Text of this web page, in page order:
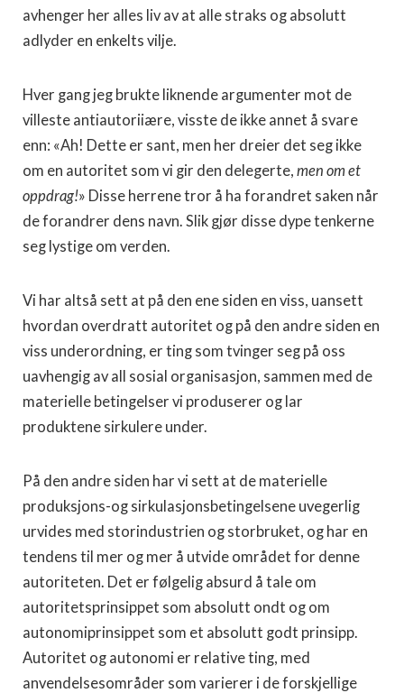
avhenger her alles liv av at alle straks og absolutt
adlyder en enkelts vilje.
Hver gang jeg brukte liknende argumenter mot de
villeste antiautoriiære, visste de ikke annet å svare
enn: «Ah! Dette er sant, men her dreier det seg ikke
om en autoritet som vi gir den delegerte, men om et
oppdrag!» Disse herrene tror å ha forandret saken når
de forandrer dens navn. Slik gjør disse dype tenkerne
seg lystige om verden.
Vi har altså sett at på den ene siden en viss, uansett
hvordan overdratt autoritet og på den andre siden en
viss underordning, er ting som tvinger seg på oss
uavhengig av all sosial organisasjon, sammen med de
materielle betingelser vi produserer og lar
produktene sirkulere under.
På den andre siden har vi sett at de materielle
produksjons-og sirkulasjonsbetingelsene uvegerlig
urvides med storindustrien og storbruket, og har en
tendens til mer og mer å utvide området for denne
autoriteten. Det er følgelig absurd å tale om
autoritetsprinsippet som absolutt ondt og om
autonomiprinsippet som et absolutt godt prinsipp.
Autoritet og autonomi er relative ting, med
anvendelsesområder som varierer i de forskjellige